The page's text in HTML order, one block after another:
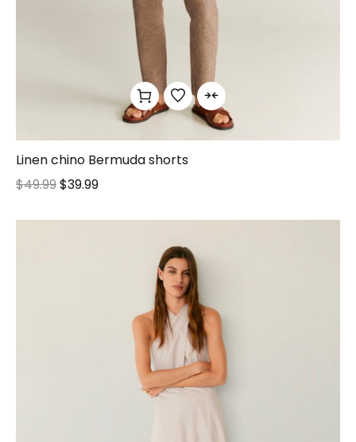
Linen chino Bermuda shorts
$49.99$39.99